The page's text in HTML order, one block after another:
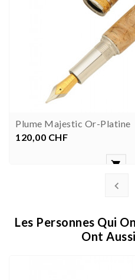
Plume Majestic Or-Platine
Prix
120,00 CHF


Les Personnes Qui
Ont